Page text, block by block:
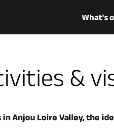
What's
&
Anjou Loire Valley, the